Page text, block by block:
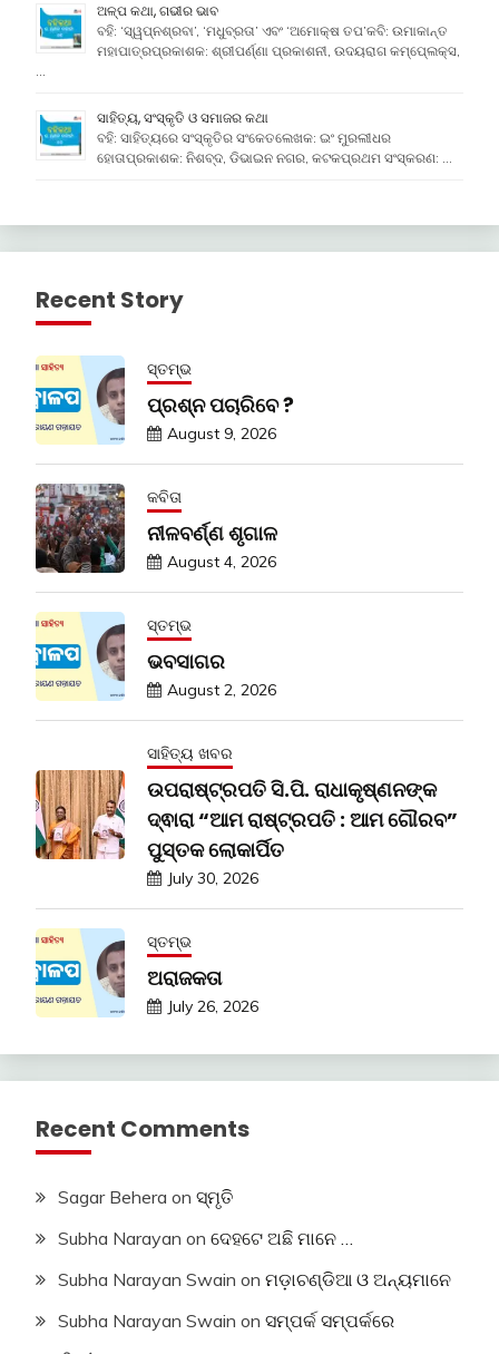
ଅଳ୍ପ କଥା, ଗଭୀର ଭାବ
ବହି: ‘ସ୍ୱପ୍ନଶ୍ରବା’, ‘ମଧୁବ୍ରତା’ ଏବଂ ‘ଅମୋକ୍ଷ ତପ’କବି: ଉମାକାନ୍ତ
ମହାପାତ୍ରପ୍ରକାଶକ: ଶ୍ରୀପର୍ଣ୍ଣା ପ୍ରକାଶନୀ, ଉଦୟରାଗ କମ୍ପେ୍ଲକ୍ସ,
…
ସାହିତ୍ୟ, ସଂସ୍କୃତି ଓ ସମାଜର କଥା
ବହି: ସାହିତ୍ୟରେ ସଂସ୍କୃତିର ସଂକେତଲେଖକ: ଇଂ ମୁରଲୀଧର
ହୋତାପ୍ରକାଶକ: ନିଶବ୍ଦ, ଡିଭାଇନ ନଗର, କଟକପ୍ରଥମ ସଂସ୍କରଣ: …
Recent Story
ସ୍ତମ୍ଭ
ପ୍ରଶ୍ନ ପଚାରିବେ ?
August 9, 2026
କବିତା
ନୀଳବର୍ଣ୍ଣ ଶୃଗାଳ
August 4, 2026
ସ୍ତମ୍ଭ
ଭବସାଗର
August 2, 2026
ସାହିତ୍ୟ ଖବର
ଉପରାଷ୍ଟ୍ରପତି ସି.ପି. ରାଧାକୃଷ୍ଣନଙ୍କ
ଦ୍ଵାରା “ଆମ ରାଷ୍ଟ୍ରପତି : ଆମ ଗୌରବ”
ପୁସ୍ତକ ଲୋକାର୍ପିତ
July 30, 2026
ସ୍ତମ୍ଭ
ଅରାଜକତା
July 26, 2026
Recent Comments
Sagar Behera on ସ୍ମୃତି
Subha Narayan on ଦେହଟେ ଅଛି ମାନେ …
Subha Narayan Swain on ମଡ଼ାଚଣ୍ଡିଆ ଓ ଅନ୍ୟମାନେ
Subha Narayan Swain on ସମ୍ପର୍କ ସମ୍ପର୍କରେ